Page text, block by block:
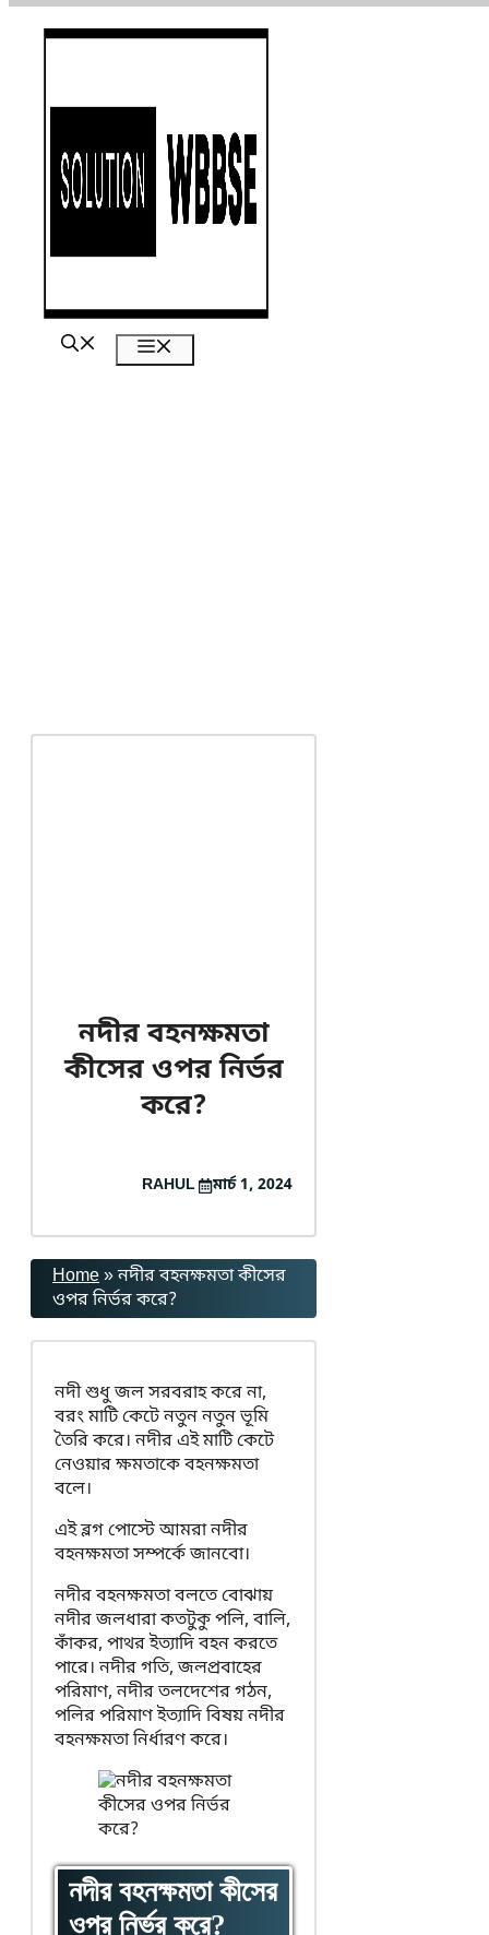
লেখায়
নদীর বহনক্ষমতা
কীসের ওপর নির্ভর
করে?
RAHUL মার্চ 1, 2024
Home»নদীর বহনক্ষমতা কীসের
ওপর নির্ভর করে?
নদী শুধু জল সরবরাহ করে না,
বরং মাটি কেটে নতুন নতুন ভূমি
তৈরি করে। নদীর এই মাটি কেটে
নেওয়ার ক্ষমতাকে বহনক্ষমতা
বলে।
এই ব্লগ পোস্টে আমরা নদীর
বহনক্ষমতা সম্পর্কে জানবো।
নদীর বহনক্ষমতা বলতে বোঝায়
নদীর জলধারা কতটুকু পলি, বালি,
কাঁকর, পাথর ইত্যাদি বহন করতে
পারে। নদীর গতি, জলপ্রবাহের
পরিমাণ, নদীর তলদেশের গঠন,
পলির পরিমাণ ইত্যাদি বিষয় নদীর
বহনক্ষমতা নির্ধারণ করে।
নদীর বহনক্ষমতা কীসের
ওপর নির্ভর করে?